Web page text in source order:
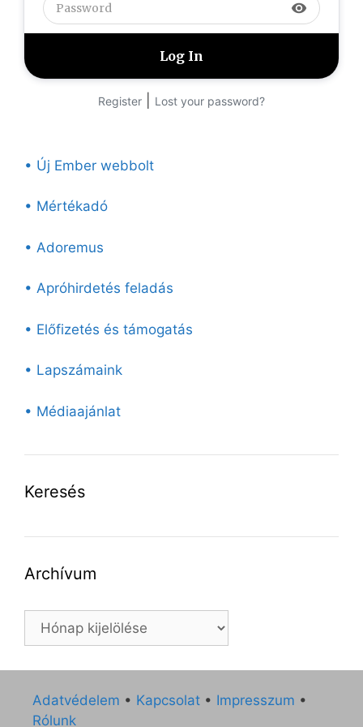
visibility
Register Lost your password?
• Új Ember webbolt
• Mértékadó
• Adoremus
• Apróhirdetés feladás
• Előfizetés és támogatás
• Lapszámaink
• Médiaajánlat
Keresés
Archívum
Archívum
Adatvédelem • Kapcsolat • Impresszum •
Rólunk